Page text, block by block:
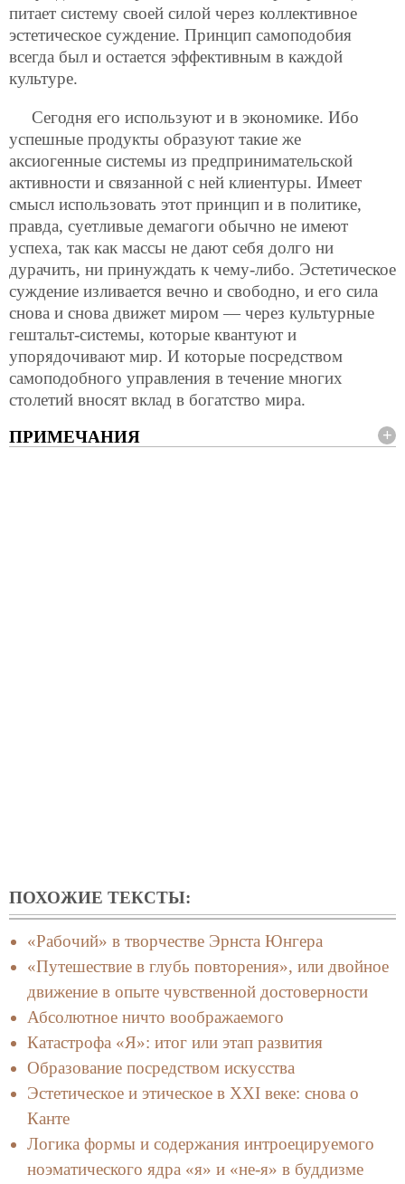
питает систему своей силой через коллективное
эстетическое суждение. Принцип самоподобия
всегда был и остается эффективным в каждой
культуре.
Сегодня его используют и в экономике. Ибо
успешные продукты образуют такие же
аксиогенные системы из предпринимательской
активности и связанной с ней клиентуры. Имеет
смысл использовать этот принцип и в политике,
правда, суетливые демагоги обычно не имеют
успеха, так как массы не дают себя долго ни
дурачить, ни принуждать к чему-либо. Эстетическое
суждение изливается вечно и свободно, и его сила
снова и снова движет миром — через культурные
гештальт-системы, которые квантуют и
упорядочивают мир. И которые посредством
самоподобного управления в течение многих
столетий вносят вклад в богатство мира.
ПРИМЕЧАНИЯ
ПОХОЖИЕ ТЕКСТЫ:
«Рабочий» в творчестве Эрнста Юнгера
«Путешествие в глубь повторения», или двойное
движение в опыте чувственной достоверности
Абсолютное ничто воображаемого
Катастрофа «Я»: итог или этап развития
Образование посредством искусства
Эстетическое и этическое в XXI веке: снова о
Канте
Логика формы и содержания интроецируемого
ноэматического ядра «я» и «не-я» в буддизме